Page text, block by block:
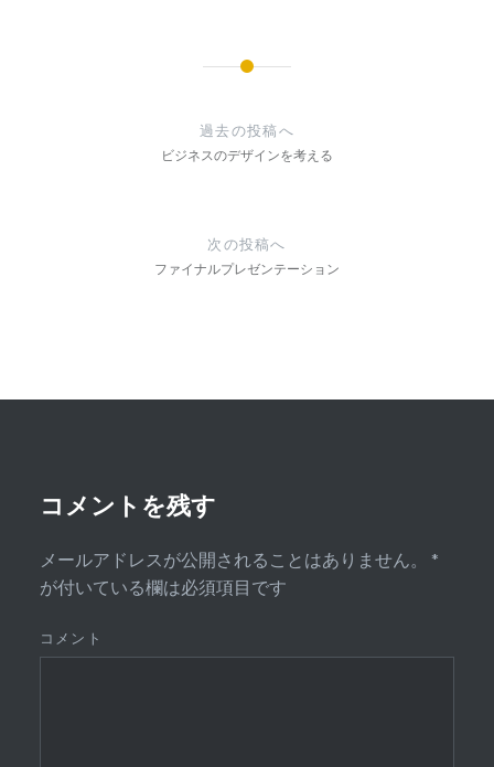
ン
過去の投稿へ
ビジネスのデザインを考える
次の投稿へ
ファイナルプレゼンテーション
コメントを残す
メールアドレスが公開されることはありません。
*
が付いている欄は必須項目です
コメント